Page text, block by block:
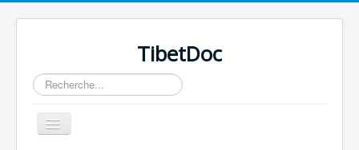
TibetDoc
Rechercher
Basculer
la